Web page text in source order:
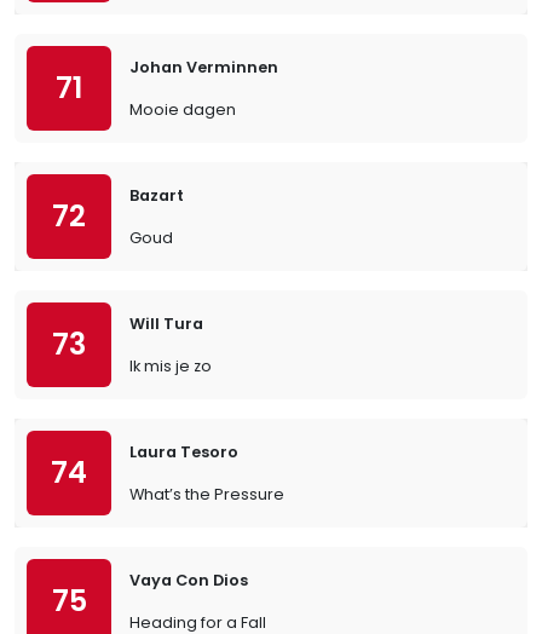
71
Johan Verminnen
Mooie dagen
72
Bazart
Goud
73
Will Tura
Ik mis je zo
74
Laura Tesoro
What’s the Pressure
75
Vaya Con Dios
Heading for a Fall